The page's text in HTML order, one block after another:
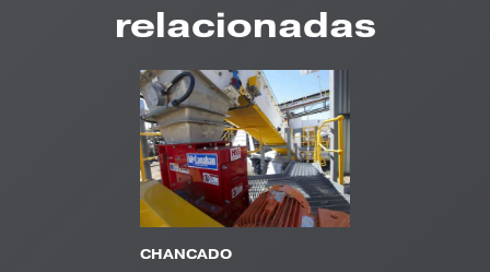
relacionadas
CHANCADO